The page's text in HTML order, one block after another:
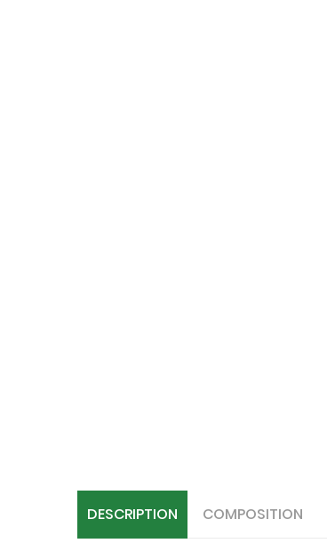
DESCRIPTION COMPOSITION